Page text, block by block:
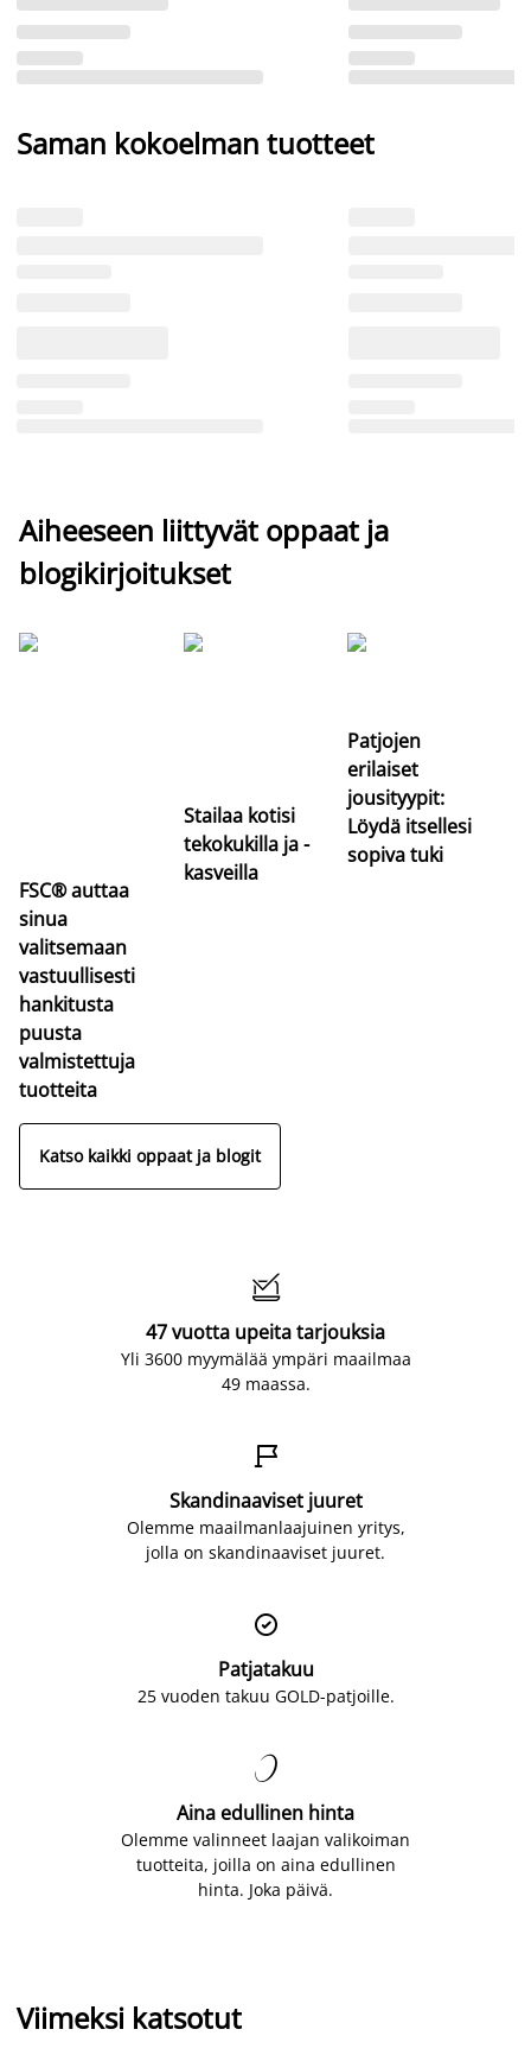
Saman kokoelman tuotteet
Aiheeseen liittyvät oppaat ja
blogikirjoitukset
FSC® auttaa
sinua
valitsemaan
vastuullisesti
hankitusta
puusta
valmistettuja
tuotteita
Stailaa kotisi
tekokukilla ja -
kasveilla
Patjojen
erilaiset
jousityypit:
Löydä itsellesi
sopiva tuki
Katso kaikki oppaat ja blogit

47 vuotta upeita tarjouksia
Yli 3600 myymälää ympäri maailmaa
49 maassa.

Skandinaaviset juuret
Olemme maailmanlaajuinen yritys,
jolla on skandinaaviset juuret.

Patjatakuu
25 vuoden takuu GOLD-patjoille.

Aina edullinen hinta
Olemme valinneet laajan valikoiman
tuotteita, joilla on aina edullinen
hinta. Joka päivä.
Viimeksi katsotut